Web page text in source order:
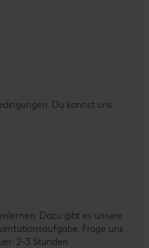
Du kannst uns
Dazu gibt es unsere
Frage uns
2-3 Stunden